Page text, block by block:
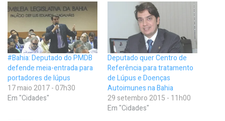
#Bahia: Deputado do PMDB
defende meia-entrada para
portadores de lúpus
17 maio 2017 - 07h30
Em "Cidades"
Deputado quer Centro de
Referência para tratamento
de Lúpus e Doenças
Autoimunes na Bahia
29 setembro 2015 - 11h00
Em "Cidades"